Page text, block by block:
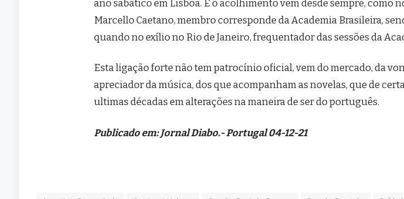
ano sabático em Lisboa. E o acolhimento vem desde sempre, como
Marcello Caetano, membro corresponde da Academia Brasileira,
quando no exílio no Rio de Janeiro, frequentador das sessões da
Esta ligação forte não tem patrocínio oficial, vem do mercado, da
apreciador da música, dos que acompanham as novelas, que de
ultimas décadas em alterações na maneira de ser do português.
Publicado em: Jornal Diabo.- Portugal 04-12-21